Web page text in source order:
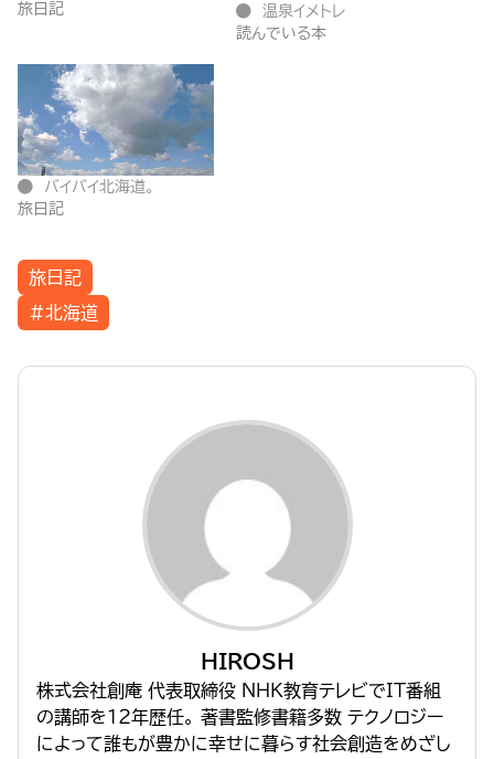
旅日記
温泉イメトレ
読んでいる本
バイバイ北海道。
旅日記
旅日記
#北海道
HIROSH
株式会社創庵 代表取締役 NHK教育テレビでIT番組
の講師を１２年歴任。 著書監修書籍多数 テクノロジー
によって誰もが豊かに幸せに暮らす社会創造をめざし